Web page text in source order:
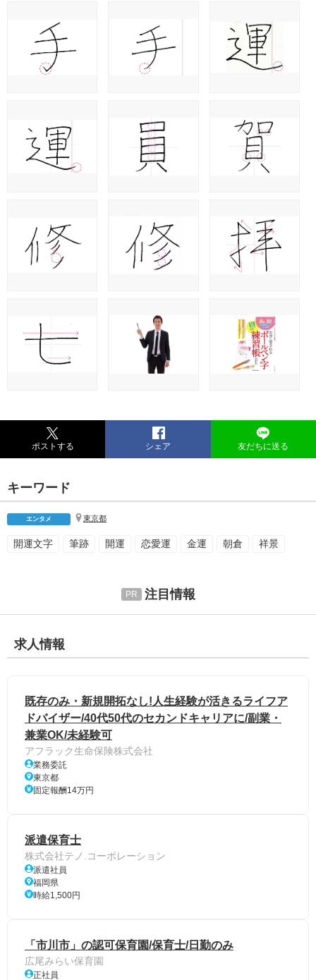
ポストする シェア 友だちに送る
キーワード
エンタメ 東京都
開運文字 筆跡 開運 恋愛運 金運 朝倉 祥景
注目情報
求人情報
既存のみ・新規開拓なし!人生経験が活きるライフア
ドバイザー/40代50代のセカンドキャリアに/副業・
兼業OK/未経験可
アフラック生命保険株式会社
業務委託
東京都
固定報酬14万円
派遣保育士
株式会社テノ.コーポレーション
派遣社員
福岡県
時給1,500円
「市川市」の認可保育園/保育士/日勤のみ
広尾みらい保育園
正社員